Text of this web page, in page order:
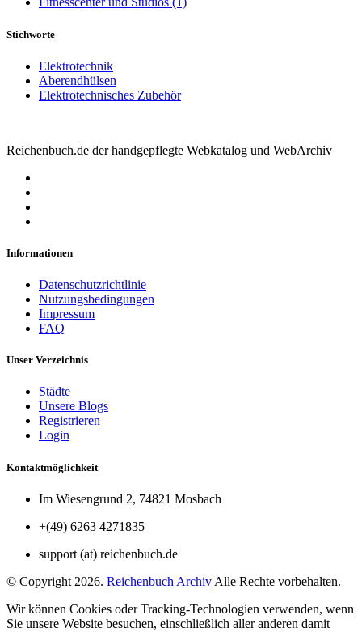
Stichworte
Elektrotechnik
Aberendhülsen
Elektrotechnisches Zubehör
Reichenbuch.de der handgepflegte Webkatalog und WebArchiv
Informationen
Datenschutzrichtlinie
Nutzungsbedingungen
Impressum
FAQ
Unser Verzeichnis
Städte
Unsere Blogs
Registrieren
Login
Kontaktmöglichkeit
Im Wiesengrund 2, 74821 Mosbach
+(49) 6263 4271835
support (at) reichenbuch.de
© Copyright 2026. Reichenbuch Archiv Alle Rechte vorbehalten.
Wir können Cookies oder Tracking-Technologien verwenden, wenn
Sie unsere Website besuchen, einschließlich aller anderen damit